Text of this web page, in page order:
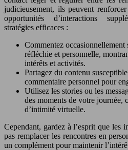
judicieusement, ils peuvent
opportunités d’interactions
stratégies efficaces :
Commentez occasionnellement
réfléchie et personnelle,
intérêts et activités.
Partagez du contenu
commentaire personnel pour
Utilisez les stories ou les
des moments de votre journée,
d’intimité virtuelle.
Cependant, gardez à l’esprit que les
pas remplacer les rencontres en
un complément pour maintenir